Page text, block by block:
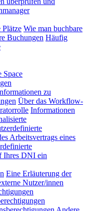
Plätze Wie man buchbare
Buchungen Häufig
Space
zu
Über das Workflow-
Informationen
Arbeitsvertrags eines
Ihres DNI ein
Eine Erläuterung der
Nutzer/innen